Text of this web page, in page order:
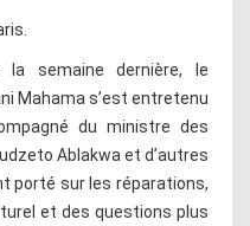
la semaine dernière, le
Mahama s’est entretenu
du ministre des
Ablakwa et d’autres
porté sur les réparations,
et des questions plus